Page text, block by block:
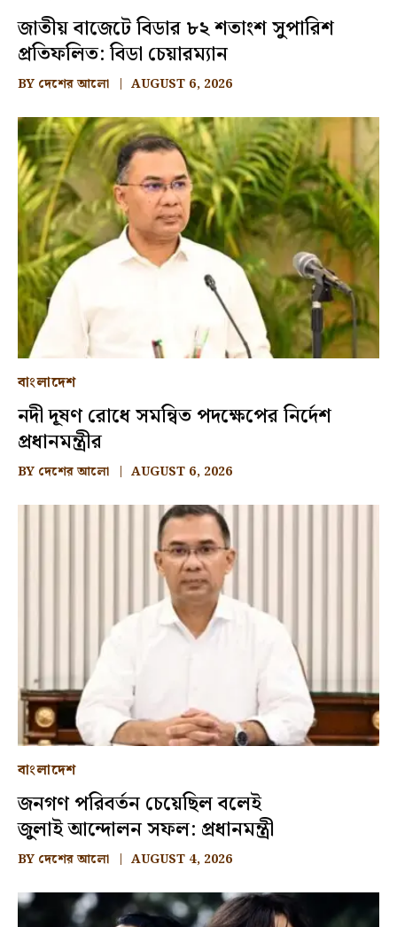
জাতীয় বাজেটে বিডার ৮২ শতাংশ সুপারিশ
প্রতিফলিত: বিডা চেয়ারম্যান
BY দেশের আলো AUGUST 6, 2026
বাংলাদেশ
নদী দূষণ রোধে সমন্বিত পদক্ষেপের নির্দেশ
প্রধানমন্ত্রীর
BY দেশের আলো AUGUST 6, 2026
বাংলাদেশ
জনগণ পরিবর্তন চেয়েছিল বলেই
জুলাই আন্দোলন সফল: প্রধানমন্ত্রী
BY দেশের আলো AUGUST 4, 2026